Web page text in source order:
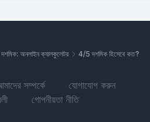
অনলাইন ক্যালকুলেটর 4/5 দশমিক হিসেবে কত?
সম্পর্কে
যোগাযোগ করুন
গোপনীয়তা নীতি